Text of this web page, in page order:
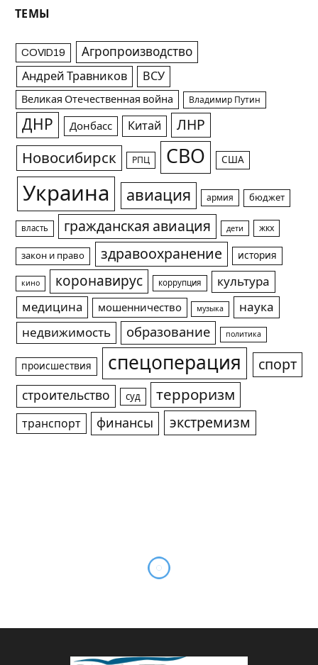
ТЕМЫ
COVID19 Агропроизводство
Андрей Травников ВСУ
Великая Отечественная война Владимир Путин
ДНР Донбасс Китай ЛНР
Новосибирск РПЦ СВО США
Украина авиация армия бюджет
власть гражданская авиация дети жкх
закон и право здравоохранение история
кино коронавирус коррупция
культура
медицина
мошенничество музыка
наука
недвижимость
образование политика
происшествия спецоперация спорт
строительство суд терроризм
транспорт финансы экстремизм
жили веря, что все
изменится”